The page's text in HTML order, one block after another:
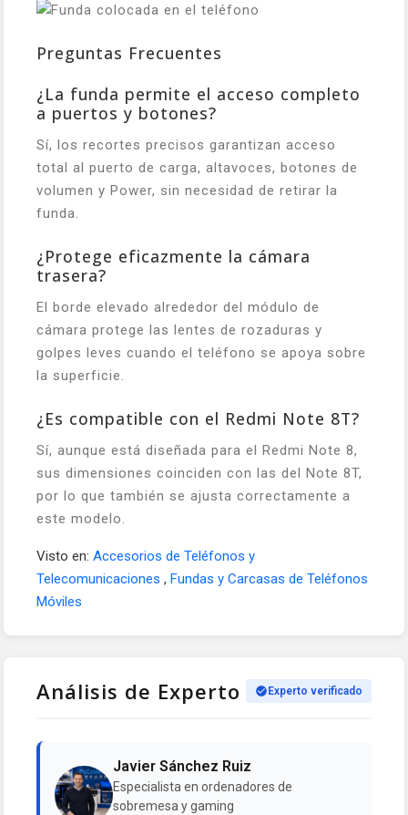
Preguntas Frecuentes
¿La funda permite el acceso completo
a puertos y botones?
Sí, los recortes precisos garantizan acceso
total al puerto de carga, altavoces, botones de
volumen y Power, sin necesidad de retirar la
funda.
¿Protege eficazmente la cámara
trasera?
El borde elevado alrededor del módulo de
cámara protege las lentes de rozaduras y
golpes leves cuando el teléfono se apoya sobre
la superficie.
¿Es compatible con el Redmi Note 8T?
Sí, aunque está diseñada para el Redmi Note 8,
sus dimensiones coinciden con las del Note 8T,
por lo que también se ajusta correctamente a
este modelo.
Visto en: Accesorios de Teléfonos y
Telecomunicaciones , Fundas y Carcasas de Teléfonos
Móviles
Análisis de Experto Experto verificado
Javier Sánchez Ruiz
Especialista en ordenadores de
sobremesa y gaming